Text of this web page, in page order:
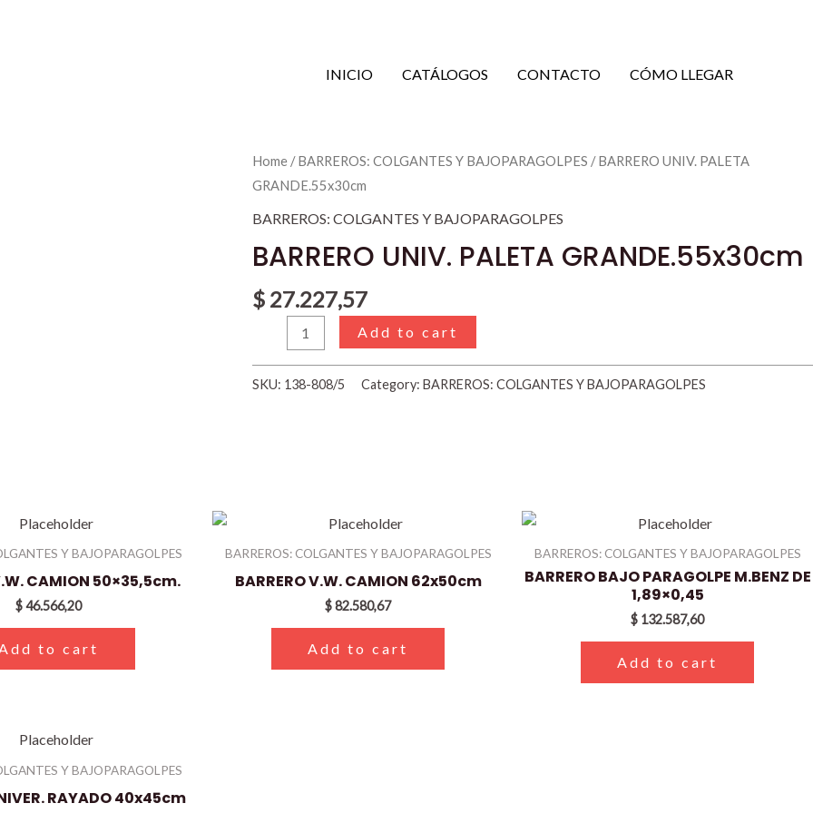
INICIO CATÁLOGOS CONTACTO CÓMO LLEGAR
Home/BARREROS: COLGANTES Y BAJOPARAGOLPES / BARRERO UNIV. PALETA
GRANDE.55x30cm
BARREROS: COLGANTES Y BAJOPARAGOLPES
BARRERO UNIV. PALETA GRANDE.55x30cm
$27.227,57
BARRERO
UNIV.
quantity
Add to cart
SKU: 138-808/5 Category: BARREROS: COLGANTES Y BAJOPARAGOLPES
Y BAJOPARAGOLPES
CAMION 50×35,5cm.
$46.566,20
to cart
BARREROS: COLGANTES Y BAJOPARAGOLPES
BARRERO V.W. CAMION 62x50cm
$82.580,67
Add to cart
BARREROS: COLGANTES Y BAJOPARAGOLPES
BARRERO BAJO PARAGOLPE M.BENZ DE
1,89×0,45
$ 132.587,60
Add to cart
Y BAJOPARAGOLPES
RAYADO 40x45cm